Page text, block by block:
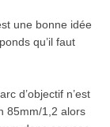
une bonne idée
qu’il faut
d’objectif n’est
85mm/1,2 alors